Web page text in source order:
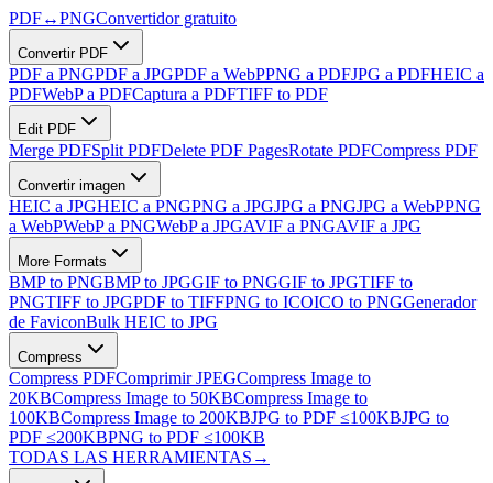
PDF↔PNGConvertidor gratuito
Convertir PDF
PDF a PNGPDF a JPGPDF a WebPPNG a PDFJPG a PDFHEIC a
PDFWebP a PDFCaptura a PDFTIFF to PDF
Edit PDF
Merge PDFSplit PDFDelete PDF PagesRotate PDFCompress PDF
Convertir imagen
HEIC a JPGHEIC a PNGPNG a JPGJPG a PNGJPG a WebPPNG
a WebPWebP a PNGWebP a JPGAVIF a PNGAVIF a JPG
More Formats
BMP to PNGBMP to JPGGIF to PNGGIF to JPGTIFF to
PNGTIFF to JPGPDF to TIFFPNG to ICOICO to PNGGenerador
de FaviconBulk HEIC to JPG
Compress
Compress PDFComprimir JPEGCompress Image to
20KBCompress Image to 50KBCompress Image to
100KBCompress Image to 200KBJPG to PDF ≤100KBJPG to
PDF ≤200KBPNG to PDF ≤100KB
TODAS LAS HERRAMIENTAS →